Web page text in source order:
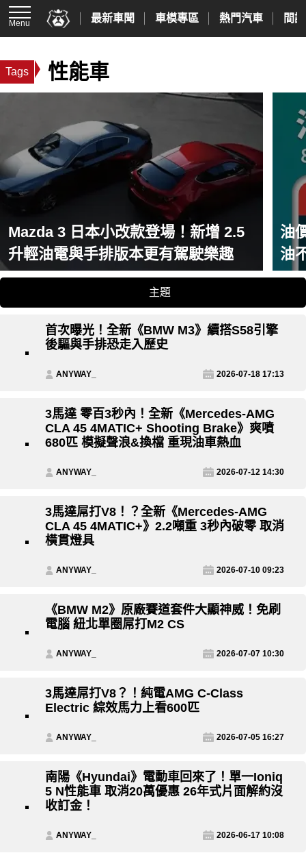
Menu 最新車聞 車模專區 熱門汽車 間
Tags 性能車
Mazda 3 日本小改款登場！新增 2.5
升輕油電與手排版本更有駕駛樂趣
油
油
主題
首次曝光！全新《BMW M3》續搭S58引擎
後驅與手排恐走入歷史
ANYWAY_ 2026-07-18 17:13
3馬達 零百3秒內！全新《Mercedes-AMG
CLA 45 4MATIC+ Shooting Brake》爽噴
680匹 模擬聲浪&換檔 重現油車熱血
ANYWAY_ 2026-07-12 14:30
3馬達屌打V8！？全新《Mercedes-AMG
CLA 45 4MATIC+》2.2噸重 3秒內破零 取消
橫貫燈具
ANYWAY_ 2026-07-10 09:23
《BMW M2》原廠賽道套件大顯神威！免刷
電腦 紐北單圈屌打M2 CS
ANYWAY_ 2026-07-07 10:30
3馬達屌打V8？！純電AMG C-Class
Electric 綜效馬力上看600匹
ANYWAY_ 2026-07-05 16:27
南陽《Hyundai》電動車回來了！單一Ioniq
5 N性能車 取消20萬優惠 26年式片面解約沒
收訂金！
ANYWAY_ 2026-06-17 10:08